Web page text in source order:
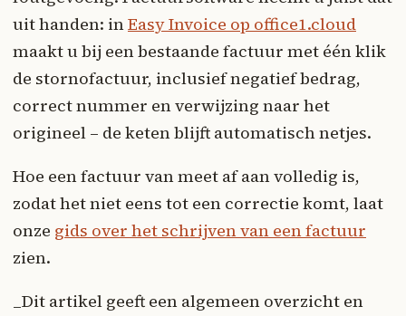
uit handen: inEasy Invoice op office1.cloud
maakt u bij een bestaande factuur met één klik
de stornofactuur, inclusief negatief bedrag,
correct nummer en verwijzing naar het
origineel – de keten blijft automatisch netjes.
Hoe een factuur van meet af aan volledig is,
zodat het niet eens tot een correctie komt, laat
onze gids over het schrijven van een factuur
zien.
_Dit artikel geeft een algemeen overzicht en